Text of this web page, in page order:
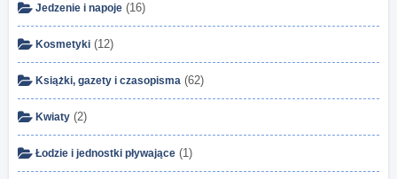
Jedzenie i napoje (16)
Kosmetyki (12)
Książki, gazety i czasopisma (62)
Kwiaty (2)
Łodzie i jednostki pływające (1)